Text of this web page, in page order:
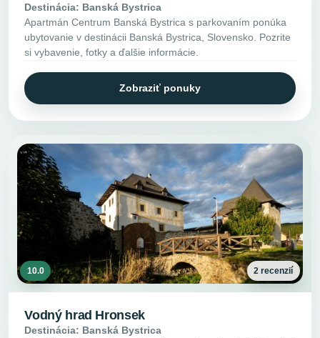
Destinácia: Banská Bystrica
Apartmán Centrum Banská Bystrica s parkovaním ponúka
ubytovanie v destinácii Banská Bystrica, Slovensko. Pozrite
si vybavenie, fotky a ďalšie informácie.
Zobraziť ponuky
10.0 2 recenzií
Vodný hrad Hronsek
Destinácia: Banská Bystrica